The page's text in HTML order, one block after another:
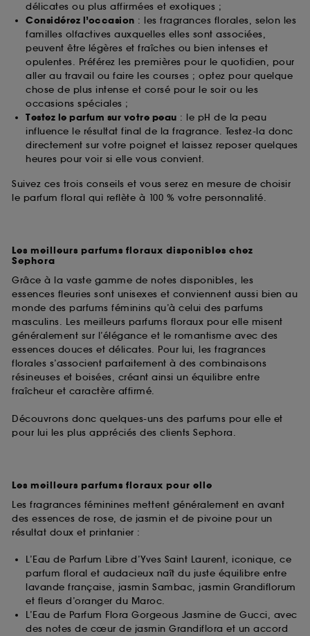
délicates ou plus affirmées et exotiques ;
Considérez l’occasion : les fragrances florales, selon les
familles olfactives auxquelles elles sont associées,
peuvent être légères et fraîches ou bien intenses et
opulentes. Préférez les premières pour le quotidien, pour
aller au travail ou faire les courses ; optez pour quelque
chose de plus intense et corsé pour le soir ou les
occasions spéciales ;
Testez le parfum sur votre peau : le pH de la peau
influence le résultat final de la fragrance. Testez-la donc
directement sur votre poignet et laissez reposer quelques
heures pour voir si elle vous convient.
Suivez ces trois conseils et vous serez en mesure de choisir
le parfum floral qui reflète à 100 % votre personnalité.
Les meilleurs parfums floraux disponibles chez
Sephora
Grâce à la vaste gamme de notes disponibles, les
essences fleuries sont unisexes et conviennent aussi bien au
monde des parfums féminins qu’à celui des parfums
masculins. Les meilleurs parfums floraux pour elle misent
généralement sur l’élégance et le romantisme avec des
essences douces et délicates. Pour lui, les fragrances
florales s’associent parfaitement à des combinaisons
résineuses et boisées, créant ainsi un équilibre entre
fraîcheur et caractère affirmé.
Découvrons donc quelques-uns des parfums pour elle et
pour lui les plus appréciés des clients Sephora.
Les meilleurs parfums floraux pour elle
Les fragrances féminines mettent généralement en avant
des essences de rose, de jasmin et de pivoine pour un
résultat doux et printanier :
L’Eau de Parfum Libre d’Yves Saint Laurent, iconique, ce
parfum floral et audacieux naît du juste équilibre entre
lavande française, jasmin Sambac, jasmin Grandiflorum
et fleurs d’oranger du Maroc.
L’Eau de Parfum Flora Gorgeous Jasmine de Gucci, avec
des notes de cœur de jasmin Grandiflora et un accord